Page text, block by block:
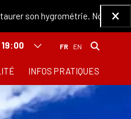
Nous sommes
OUVERT JUSQU'À 19:00
INFOS PRATIQUES